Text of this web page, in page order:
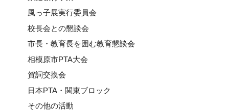
風っ子展実行委員会
校長会との懇談会
市長・教育長を囲む教育懇談会
相模原市PTA大会
賀詞交換会
日本PTA・関東ブロック
その他の活動